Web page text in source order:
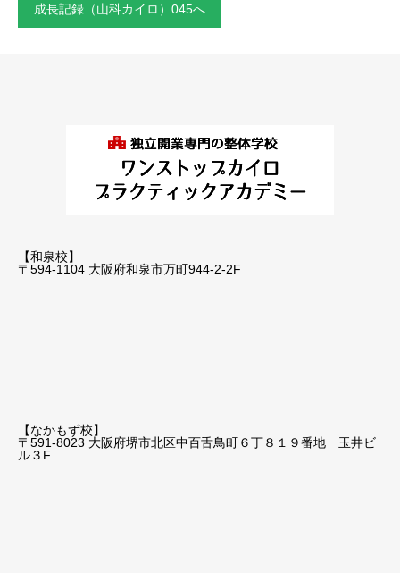
成長記録（山科カイロ）045へ
【和泉校】
〒594-1104 大阪府和泉市万町944-2-2F
【なかもず校】
〒591-8023 大阪府堺市北区中百舌鳥町６丁８１９番地 玉井ビ
ル３F